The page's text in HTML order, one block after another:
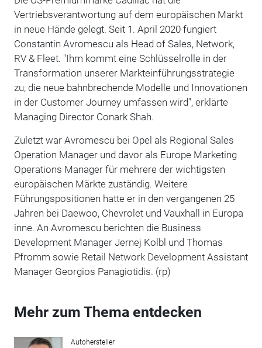
Vertriebsverantwortung auf dem europäischen Markt
in neue Hände gelegt. Seit 1. April 2020 fungiert
Constantin Avromescu als Head of Sales, Network,
RV & Fleet. "Ihm kommt eine Schlüsselrolle in der
Transformation unserer Markteinführungsstrategie
zu, die neue bahnbrechende Modelle und Innovationen
in der Customer Journey umfassen wird", erklärte
Managing Director Conark Shah.
Zuletzt war Avromescu bei Opel als Regional Sales
Operation Manager und davor als Europe Marketing
Operations Manager für mehrere der wichtigsten
europäischen Märkte zuständig. Weitere
Führungspositionen hatte er in den vergangenen 25
Jahren bei Daewoo, Chevrolet und Vauxhall in Europa
inne. An Avromescu berichten die Business
Development Manager Jernej Kolbl und Thomas
Pfromm sowie Retail Network Development Assistant
Manager Georgios Panagiotidis. (rp)
Mehr zum Thema entdecken
Autohersteller